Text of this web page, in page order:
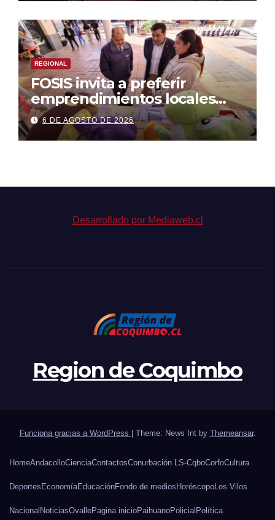
REGIONAL
FOSIS invita a preferir
emprendimientos locales
para regalar en el Día de la
Niñez
6 DE AGOSTO DE 2026
Desarrollado por Mediaweb.cl
Region de Coquimbo
Funciona gracias a WordPress Theme: News Int by Themeansar.
HomeAndacolloCienciaContactosConurbación LS-CqboCorfoCultura
Deportes EconomíaEducaciónFondo de medios HoróscopoLos Vilos
Nacional NoticiasOvallePagina inicioPaihuanoPolicial Política